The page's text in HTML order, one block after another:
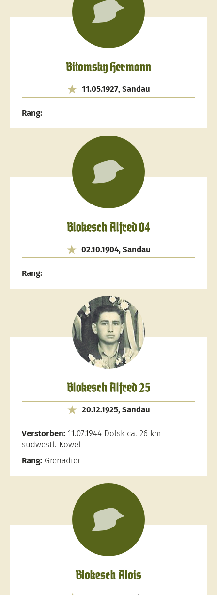
Bitomsky Hermann
11.05.1927, Sandau
Rang: -
Blokesch Alfred 04
02.10.1904, Sandau
Rang: -
Blokesch Alfred 25
20.12.1925, Sandau
Verstorben: 11.07.1944 Dolsk ca. 26 km
südwestl. Kowel
Rang: Grenadier
Blokesch Alois